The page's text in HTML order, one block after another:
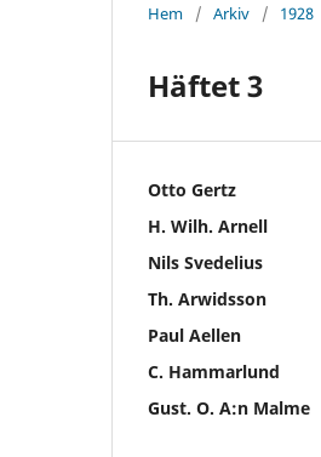
Hem / Arkiv / 1928
Häftet 3
Otto Gertz
H. Wilh. Arnell
Nils Svedelius
Th. Arwidsson
Paul Aellen
C. Hammarlund
Gust. O. A:n Malme